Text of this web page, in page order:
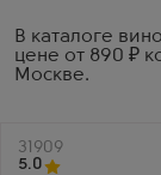
В каталоге
цене от 890 ₽
Москве.
Артикул
31909
5.0